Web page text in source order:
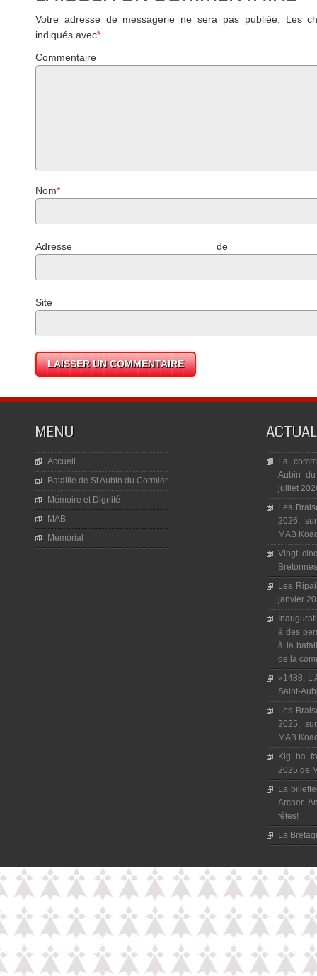
Votre adresse de messagerie ne sera pas publiée.
Les
indiqués avec*
Commentaire
Nom*
Adresse de
Site
MENU
Accueil
Bataille de St Aubin du Cormier
Mémoire et Dignité
MAB
Mémorial
La
Aubin
juillet
Les
2026,
MAB
Vingt
Les
janvier
à des
à la
de la
«1488,
Saint-
Les
2025,
MAB
Kig ha
2025 de
La
Archer
fêtes!
La